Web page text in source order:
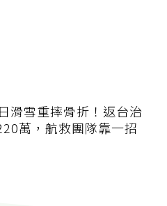
滑雪重摔骨折！返台治
萬，航救團隊靠一招